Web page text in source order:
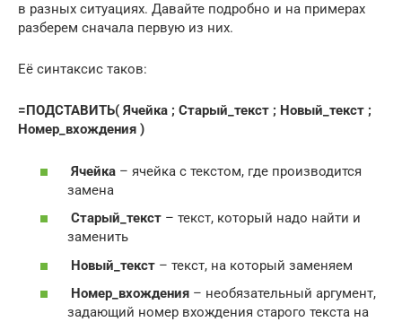
в разных ситуациях. Давайте подробно и на примерах
разберем сначала первую из них.
Её синтаксис таков:
=ПОДСТАВИТЬ( Ячейка ; Старый_текст ; Новый_текст ;
Номер_вхождения )
Ячейка – ячейка с текстом, где производится
замена
Старый_текст – текст, который надо найти и
заменить
Новый_текст – текст, на который заменяем
Номер_вхождения – необязательный аргумент,
задающий номер вхождения старого текста на